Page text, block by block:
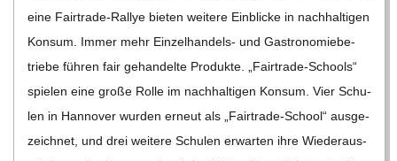
D
T
-
eine Fair­­trade-Ral­­lye bie­ten wei­tere Ein­bli­cke in nach­hal­ti­gen
Kon­sum. Immer mehr Ein­­zel­han­­dels- und Gas­tro­no­mie­be­
triebe füh­ren fair gehan­delte Pro­dukte. „Fair­­trade-Schools“
spie­len eine große Rolle im nach­hal­ti­gen Kon­sum. Vier Schu­
len in Han­no­ver wur­den erneut als „Fair­­trade-School“ aus­ge­
zeich­net, und drei wei­tere Schu­len erwar­ten ihre Wie­der­aus­